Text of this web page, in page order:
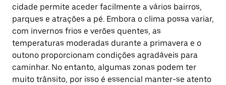
cidade permite aceder facilmente a vários bairros,
parques e atrações a pé. Embora o clima possa variar,
com invernos frios e verões quentes, as
temperaturas moderadas durante a primavera e o
outono proporcionam condições agradáveis para
caminhar. No entanto, algumas zonas podem ter
muito trânsito, por isso é essencial manter-se atento